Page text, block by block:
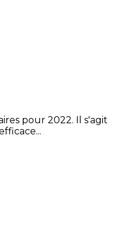
pour 2022. Il s'agit